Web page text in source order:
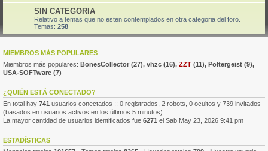
SIN CATEGORIA
Relativo a temas que no esten contemplados en otra categoria del foro.
Temas: 258
MIEMBROS MÁS POPULARES
Miembros más populares: BonesCollector (27), vhzc (16), ZZT (11), Poltergeist (9),
USA-SOFTware (7)
¿QUIÉN ESTÁ CONECTADO?
En total hay 741 usuarios conectados :: 0 registrados, 2 robots, 0 ocultos y 739 invitados
(basados en usuarios activos en los últimos 5 minutos)
La mayor cantidad de usuarios identificados fue 6271 el Sab May 23, 2026 9:41 pm
ESTADÍSTICAS